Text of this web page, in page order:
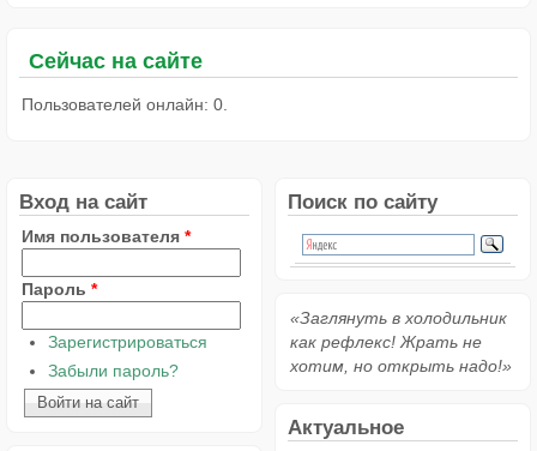
Сейчас на сайте
Пользователей онлайн: 0.
Вход на сайт
Имя пользователя *
Пароль *
Зарегистрироваться
Забыли пароль?
Поиск по сайту
«Заглянуть в холодильник
как рефлекс! Жрать не
хотим, но открыть надо!»
Актуальное